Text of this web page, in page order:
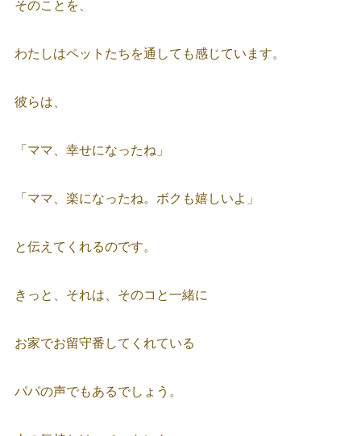
そのことを、
わたしはペットたちを通しても感じています。
彼らは、
「ママ、幸せになったね」
「ママ、楽になったね。ボクも嬉しいよ」
と伝えてくれるのです。
きっと、それは、そのコと一緒に
お家でお留守番してくれている
パパの声でもあるでしょう。